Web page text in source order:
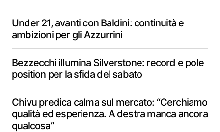
Under 21, avanti con Baldini: continuità e
ambizioni per gli Azzurrini
Bezzecchi illumina Silverstone: record e pole
position per la sfida del sabato
Chivu predica calma sul mercato: “Cerchiamo
qualità ed esperienza. A destra manca ancora
qualcosa”